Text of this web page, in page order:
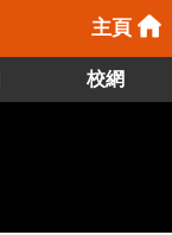
主頁
校網